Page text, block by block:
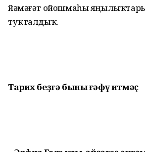
йәмәғәт ойошмаһы
туҡталдыҡ.
Тарих беҙгә быны ғәфү итмәҫ